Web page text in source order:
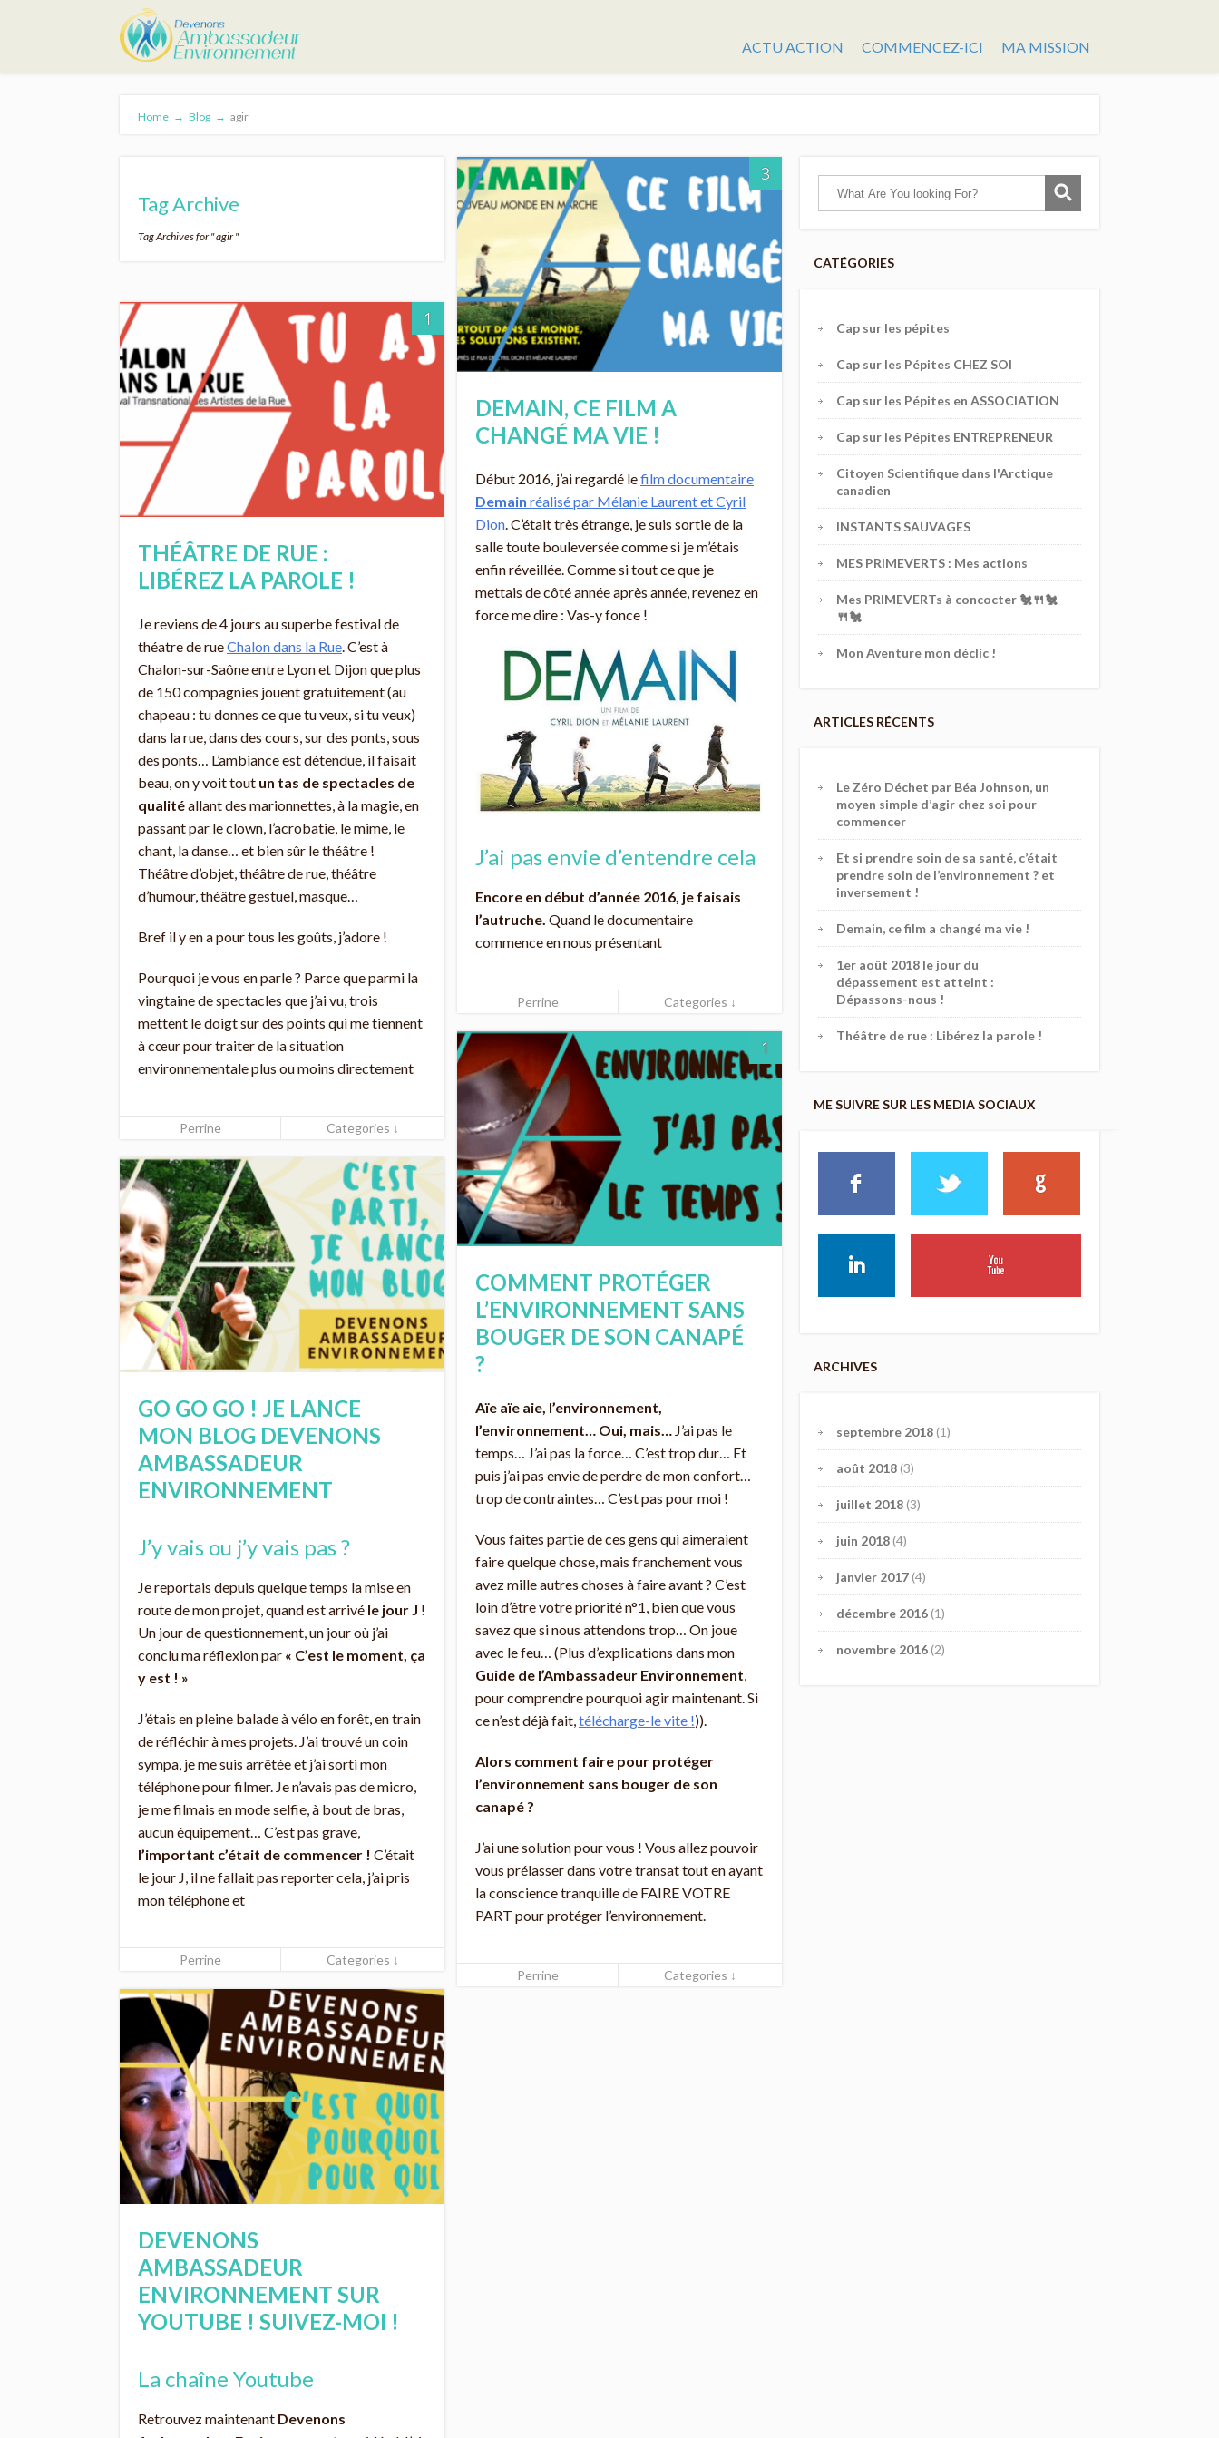
ACTU ACTION COMMENCEZ-ICI MA MISSION
Home → Blog → agir
Tag Archive
Tag Archives for " agir "
3
DEMAIN, CE FILM A
CHANGÉ MA VIE !
Début 2016, j’ai regardé lefilm documentaire
Demain réalisé par Mélanie Laurent et Cyril
Dion. C’était très étrange, je suis sortie de la
salle toute bouleversée comme si je m’étais
enfin réveillée. Comme si tout ce que je
mettais de côté année après année, revenez en
force me dire : Vas-y fonce !
J’ai pas envie d’entendre cela
Encore en début d’année 2016, je faisais
l’autruche. Quand le documentaire
commence en nous présentant
Perrine Categories ↓
1
THÉÂTRE DE RUE :
LIBÉREZ LA PAROLE !
Je reviens de 4 jours au superbe festival de
théatre de rueChalon dans la Rue. C’est à
Chalon-sur-Saône entre Lyon et Dijon que plus
de 150 compagnies jouent gratuitement (au
chapeau : tu donnes ce que tu veux, si tu veux)
dans la rue, dans des cours, sur des ponts, sous
des ponts… L’ambiance est détendue, il faisait
beau, on y voit tout un tas de spectacles de
qualitéallant des marionnettes, à la magie, en
passant par le clown, l’acrobatie, le mime, le
chant, la danse… et bien sûr le théâtre !
Théâtre d’objet, théâtre de rue, théâtre
d’humour, théâtre gestuel, masque…
Bref il y en a pour tous les goûts, j’adore !
Pourquoi je vous en parle ? Parce que parmi la
vingtaine de spectacles que j’ai vu, trois
mettent le doigt sur des points qui me tiennent
à cœur pour traiter de la situation
environnementale plus ou moins directement
Perrine Categories ↓
1
COMMENT PROTÉGER
L’ENVIRONNEMENT SANS
BOUGER DE SON CANAPÉ
?
Aïe aïe aie, l’environnement,
l’environnement… Oui, mais… J’ai pas le
temps… J’ai pas la force… C’est trop dur… Et
puis j’ai pas envie de perdre de mon confort…
trop de contraintes… C’est pas pour moi !
Vous faites partie de ces gens qui aimeraient
faire quelque chose, mais franchement vous
avez mille autres choses à faire avant ? C’est
loin d’être votre priorité n°1, bien que vous
savez que si nous attendons trop… On joue
avec le feu… (Plus d’explications dans mon
Guide de l’Ambassadeur Environnement,
pour comprendre pourquoi agir maintenant. Si
ce n’est déjà fait,télécharge-le vite !)).
Alors comment faire pour protéger
l’environnement sans bouger de son
canapé ?
J’ai une solution pour vous ! Vous allez pouvoir
vous prélasser dans votre transat tout en ayant
la conscience tranquille de FAIRE VOTRE
PART pour protéger l’environnement.
Perrine Categories ↓
GO GO GO ! JE LANCE
MON BLOG DEVENONS
AMBASSADEUR
ENVIRONNEMENT
J’y vais ou j’y vais pas ?
Je reportais depuis quelque temps la mise en
route de mon projet, quand est arrivé le jour J !
Un jour de questionnement, un jour où j’ai
conclu ma réflexion par « C’est le moment, ça
y est ! »
J’étais en pleine balade à vélo en forêt, en train
de réfléchir à mes projets. J’ai trouvé un coin
sympa, je me suis arrêtée et j’ai sorti mon
téléphone pour filmer. Je n’avais pas de micro,
je me filmais en mode selfie, à bout de bras,
aucun équipement… C’est pas grave,
l’important c’était de commencer ! C’était
le jour J, il ne fallait pas reporter cela, j’ai pris
mon téléphone et
Perrine Categories ↓
DEVENONS
AMBASSADEUR
ENVIRONNEMENT SUR
YOUTUBE ! SUIVEZ-MOI !
La chaîne Youtube
Retrouvez maintenant Devenons
CATÉGORIES
Cap sur les pépites
Cap sur les Pépites CHEZ SOI
Cap sur les Pépites en ASSOCIATION
Cap sur les Pépites ENTREPRENEUR
Citoyen Scientifique dans l'Arctique
canadien
INSTANTS SAUVAGES
MES PRIMEVERTS : Mes actions
Mes PRIMEVERTs à concocter 🐔🍴🐔
🍴🐔
Mon Aventure mon déclic !
ARTICLES RÉCENTS
Le Zéro Déchet par Béa Johnson, un
moyen simple d’agir chez soi pour
commencer
Et si prendre soin de sa santé, c’était
prendre soin de l’environnement ? et
inversement !
Demain, ce film a changé ma vie !
1er août 2018 le jour du
dépassement est atteint :
Dépassons-nous !
Théâtre de rue : Libérez la parole !
ME SUIVRE SUR LES MEDIA SOCIAUX
ARCHIVES
septembre 2018 (1)
août 2018 (3)
juillet 2018 (3)
juin 2018 (4)
janvier 2017 (4)
décembre 2016 (1)
novembre 2016 (2)